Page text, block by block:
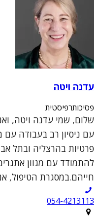
עדנה ויטה
פסיכותרפיסטית
שלום, שמי עדנה ויטה,
עם ניסיון רב בעבודה עם
פרטיות בהרצליה ובתל
להתמודד עם מגוון
חייהם.במסגרת הטיפול,
054-4213113